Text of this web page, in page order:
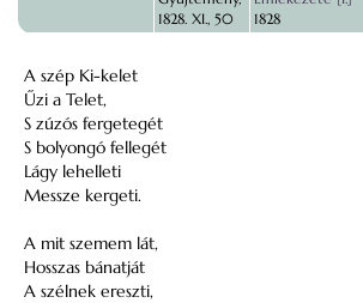
1828. XI., 50
1828
A szép Ki-kelet
Űzi a Telet,
S zúzós fergetegét
S bolyongó fellegét
Lágy lehelleti
Messze kergeti.
A mit szemem lát,
Hosszas bánatját
A szélnek ereszti,